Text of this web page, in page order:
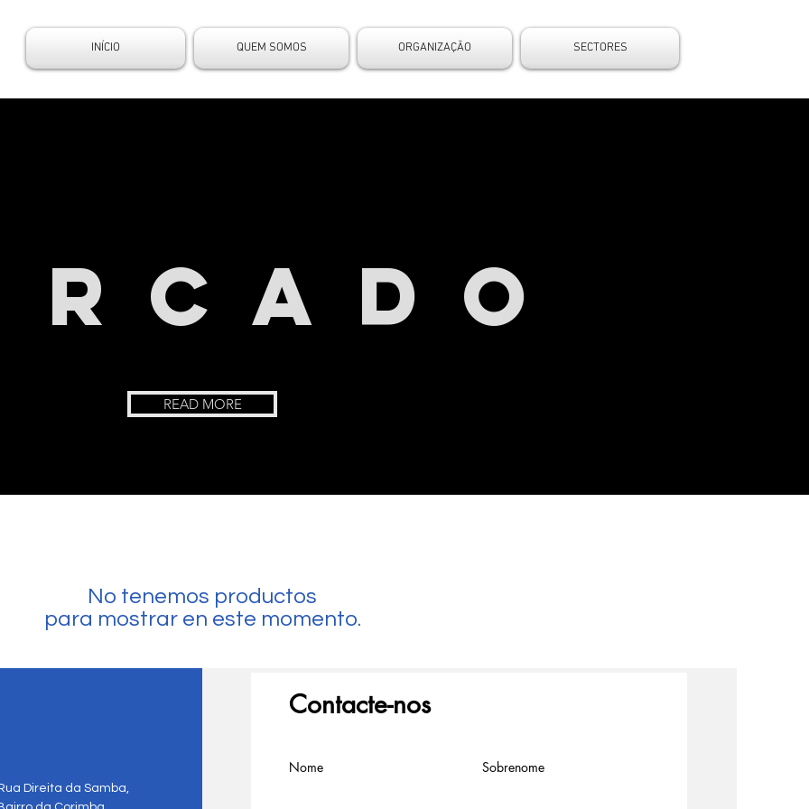
INÍCIO QUEM SOMOS ORGANIZAÇÃO SECTORES
READ MORE
No tenemos productos
para mostrar en este momento.
Direita da Samba,
Contacte-nos
Nome Sobrenome